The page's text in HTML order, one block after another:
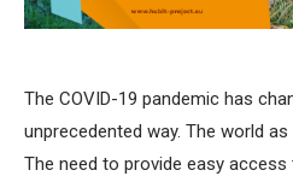
The COVID-19 pandemic has
unprecedented way. The world
The need to provide easy